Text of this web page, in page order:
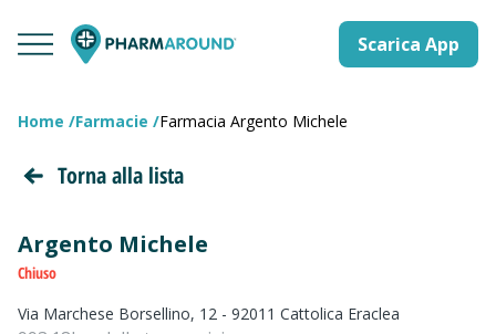
Scarica App
Home Farmacie Farmacia Argento Michele
Torna alla lista
Argento Michele
Chiuso
Via Marchese Borsellino, 12 - 92011 Cattolica Eraclea